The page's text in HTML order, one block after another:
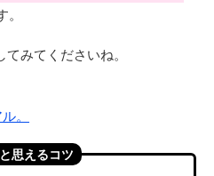
みてくださいね。
。
思えるコツ